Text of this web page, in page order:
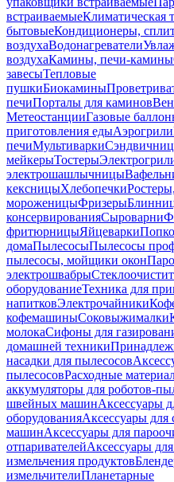
встраиваемыеКлиматическая
бытовыеКондиционеры,
воздухаВодонагреватели
воздухаКамины, печи-камины
завесыТепловые
пушкиБиокамины
печиПорталы для каминов
МетеостанцииГазовые
приготовления едыАэрогрили
печиМультиварки
мейкерыТостеры
электрошашлычницы
кексницыХлебопечки
мороженицыФризеры
консервированияСыроварни
фритюрницыЯйцеварки
домаПылесосыПылесосы
пылесосы, мойщики окон
электрошвабры
оборудованиеТехника для
напитковЭлектрочайники
кофемашиныСоковыжималки
молокаСифоны для
домашней техники
насадки для пылесосов
пылесосовРасходные
аккумуляторы для роботов-
швейных машинАксессуары
оборудованияАксессуары
машинАксессуары для
отпаривателейАксессуары
измельчения продуктов
измельчителиПланетарные